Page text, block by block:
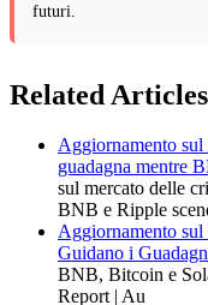
futuri.
Related Articles
Aggiornamento
guadagna mentre
sul mercato delle
BNB e Ripple
Aggiornamento
Guidano i
BNB, Bitcoin e
Report | Au